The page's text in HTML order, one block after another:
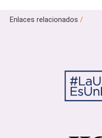
Enlaces relacionados /